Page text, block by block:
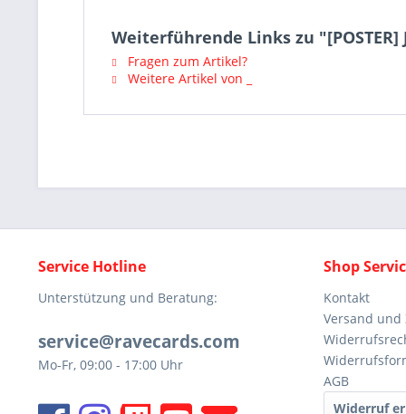
Weiterführende Links zu
Fragen zum Artikel?
Weitere Artikel von _
Service Hotline
Unterstützung und Beratung:
service@ravecards.com
Mo-Fr, 09:00 - 17:00 Uhr
Shop
Kontakt
Versand
AGB
Widerruf